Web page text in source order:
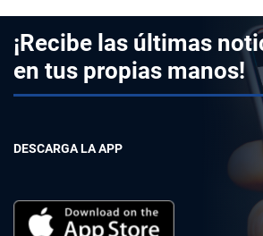
¡Recibe las últimas
en tus propias manos!
DESCARGA LA APP